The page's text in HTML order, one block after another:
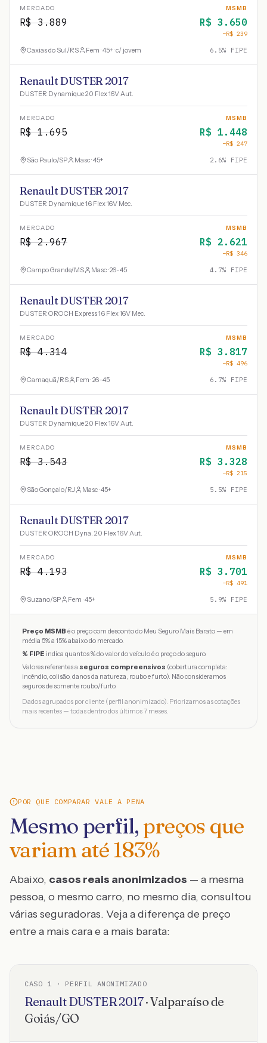
MERCADO
R$3.889
MSMB
R$ 3.650
−R$ 239
Caxias do Sul/RS Fem · 45+ · c/ jovem 6.5% FIPE
Renault DUSTER 2017
DUSTER Dynamique 2.0 Flex 16V Aut.
MERCADO
R$1.695
MSMB
R$ 1.448
−R$ 247
São Paulo/SP Masc · 45+ 2.6% FIPE
Renault DUSTER 2017
DUSTER Dynamique 1.6 Flex 16V Mec.
MERCADO
R$2.967
MSMB
R$ 2.621
−R$ 346
Campo Grande/MS Masc · 26-45 4.7% FIPE
Renault DUSTER 2017
DUSTER OROCH Express 1.6 Flex 16V Mec.
MERCADO
R$4.314
MSMB
R$ 3.817
−R$ 496
Camaquã/RS Fem · 26-45 6.7% FIPE
Renault DUSTER 2017
DUSTER Dynamique 2.0 Flex 16V Aut.
MERCADO
R$3.543
MSMB
R$ 3.328
−R$ 215
São Gonçalo/RJ Masc · 45+ 5.5% FIPE
Renault DUSTER 2017
DUSTER OROCH Dyna. 2.0 Flex 16V Aut.
MERCADO
R$4.193
MSMB
R$ 3.701
−R$ 491
Suzano/SP Fem · 45+ 5.9% FIPE
Preço MSMB é o preço com desconto do Meu Seguro Mais Barato — em
média 5% a 15% abaixo do mercado.
% FIPE indica quantos % do valor do veículo é o preço do seguro.
Valores referentes a seguros compreensivos (cobertura completa:
incêndio, colisão, danos da natureza, roubo e furto). Não consideramos
seguros de somente roubo/furto.
Dados agrupados por cliente (perfil anonimizado). Priorizamos as cotações
mais recentes — todas dentro dos últimos 7 meses.
POR QUE COMPARAR VALE A PENA
Mesmo perfil, preços que
variam até183%
Abaixo, casos reais anonimizados — a mesma
pessoa, o mesmo carro, no mesmo dia, consultou
várias seguradoras. Veja a diferença de preço
entre a mais cara e a mais barata:
CASO 1 · PERFIL ANONIMIZADO
RenaultDUSTER2017·Valparaíso de
Goiás/GO